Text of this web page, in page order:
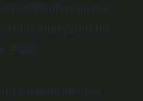
analiz
dünyanın bir
Peki:
da derinleşirse